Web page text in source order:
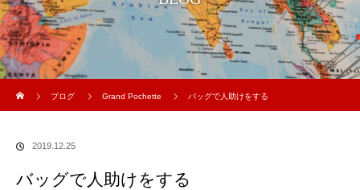
ブログ
Grand Pochette バッグで人助けをする
2019.12.25
バッグで人助けをする